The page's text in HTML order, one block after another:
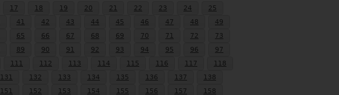
17 18 19 20 21 22 23 24
25
41 42 43 44 45 46 47 48
49
65 66 67 68 69 70 71 72
73
89 90 91 92 93 94 95 96
97
111 112 113 114 115 116 117
118
131 132 133 134 135 136 137
138
151 152 153 154 155 156 157 158